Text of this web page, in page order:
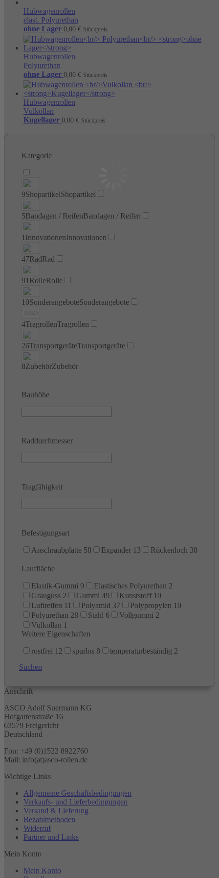
Hubwagenrollen
elast. Polyurethan
ohne Lager 0,00 € Stückpreis
Hubwagenrollen
Polyurethan
ohne Lager 0,00 € Stückpreis
Hubwagenrollen
Vulkollan
Kugellager 0,00 € Stückpreis
Kategorie
9ShopartikelShopartikel
5Bandagen / ReifenBandagen / Reifen
1 InnovationenInnovationen
47RadRad
91 RolleRolle
10SonderangeboteSonderangebote
4TragrollenTragrollen
26TransportgeräteTransportgeräte
8ZubehörZubehör
Bauhöhe
Raddurchmesser
Tragfähigkeit
Befestigungsart
Anschraubplatte 58 Expander 13 Rückenloch 38
Lauffläche
Elastik-Gummi 9 Elastisches Polyurethan 2
Grauguss 2 Gummi 49 Kunststoff 10
Luftreifen 11 Polyamid 37 Polypropylen 10
Polyurethan 28 Stahl 6 Vollgummi 2
Vulkollan 1
Weitere Eigenschaften
rostfrei 12 spurlos 8 temperaturbeständig 2
Suchen
Anschrift
ASCO Adolf Suermann KG
Hofgartenstraße 16
63579 Freigericht
Deutschland
Fon: +49 (0)1522 8922760
Mail: info(at)asco-rollen.de
Wichtige Links
Allgemeine Geschäftsbedingungen
Verkaufs- und Lieferbedingungen
Versand & Lieferung
Bezahlmethoden
Widerruf
Partner und Links
Mein Konto
Mein Konto